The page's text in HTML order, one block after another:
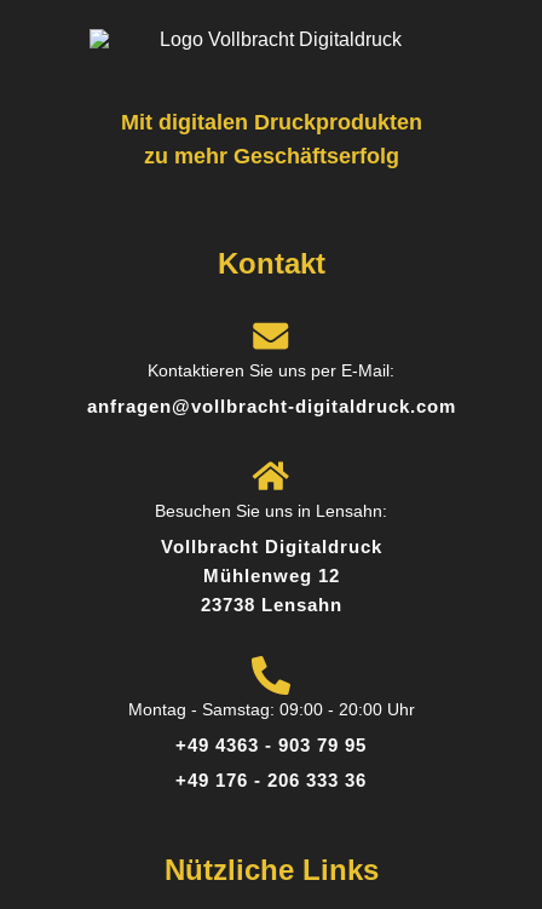
Vergleich zu anderen Anbietern, die ich zuvor
Team hat mich super beraten, welches Material
am besten zu meinem Projekt passt. Das
Ergebnis hat meine Erwartungen übertroffen!
Sandra K.
Perfekt für kleine Auflagen - Ich brauchte nur 50
Mit digitalen Druckprodukten
zu mehr Geschäftserfolg
Kontakt
Kontaktieren Sie uns per E-Mail:
anfragen@vollbracht-digitaldruck.com
Besuchen Sie uns in Lensahn:
Vollbracht Digitaldruck
Mühlenweg 12
23738 Lensahn
Montag - Samstag: 09:00 - 20:00 Uhr
+49 4363 - 903 79 95
+49 176 - 206 333 36
Nützliche Links